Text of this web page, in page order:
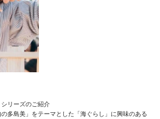
シリーズのご紹介
多島美」をテーマとした「海ぐらし」に興味のある